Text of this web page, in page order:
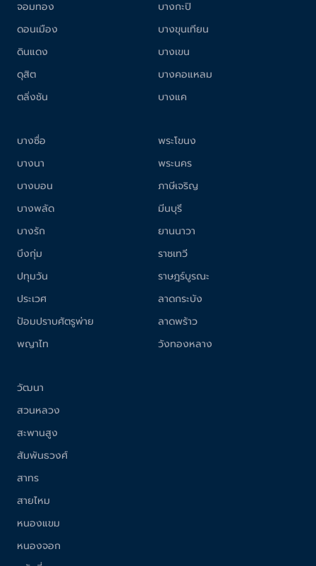
จอมทอง
ดอนเมือง
ดินแดง
ดุสิต
ตลิ่งชัน
บางกะปิ
บางขุนเทียน
บางเขน
บางคอแหลม
บางแค
บางซื่อ
บางนา
บางบอน
บางพลัด
บางรัก
บึงกุ่ม
ปทุมวัน
ประเวศ
ป้อมปราบศัตรูพ่าย
พญาไท
พระโขนง
พระนคร
ภาษีเจริญ
มีนบุรี
ยานนาวา
ราชเทวี
ราษฎร์บูรณะ
ลาดกระบัง
ลาดพร้าว
วังทองหลาง
วัฒนา
สวนหลวง
สะพานสูง
สัมพันธวงศ์
สาทร
สายไหม
หนองแขม
หนองจอก